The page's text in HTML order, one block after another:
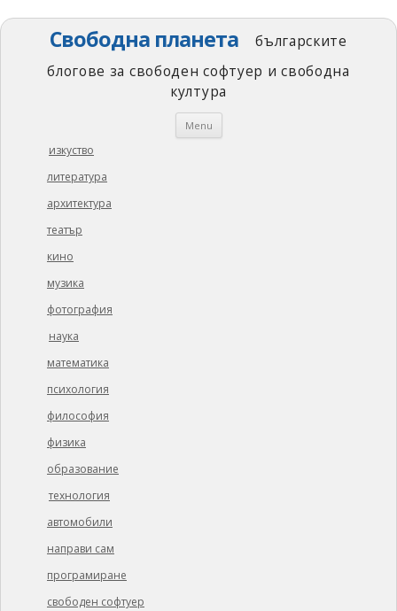
Свободна планета
българските
блогове за свободен софтуер и свободна
култура
Menu Skip
изкуство
литература
архитектура
театър
кино
музика
фотография
наука
математика
психология
философия
физика
образование
технология
автомобили
направи сам
програмиране
свободен софтуер